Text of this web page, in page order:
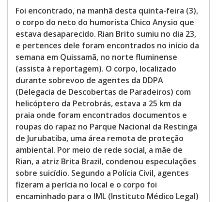
Foi encontrado, na manhã desta quinta-feira (3),
o corpo do neto do humorista Chico Anysio que
estava desaparecido. Rian Brito sumiu no dia 23,
e pertences dele foram encontrados no início da
semana em Quissamã, no norte fluminense
(assista à reportagem). O corpo, localizado
durante sobrevoo de agentes da DDPA
(Delegacia de Descobertas de Paradeiros) com
helicóptero da Petrobrás, estava a 25 km da
praia onde foram encontrados documentos e
roupas do rapaz no Parque Nacional da Restinga
de Jurubatiba, uma área remota de proteção
ambiental. Por meio de rede social, a mãe de
Rian, a atriz Brita Brazil, condenou especulações
sobre suicídio. Segundo a Polícia Civil, agentes
fizeram a perícia no local e o corpo foi
encaminhado para o IML (Instituto Médico Legal)